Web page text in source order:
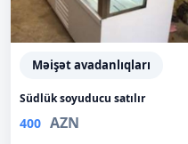
Məişət avadanlıqları
Südlük soyuducu satılır
400 AZN